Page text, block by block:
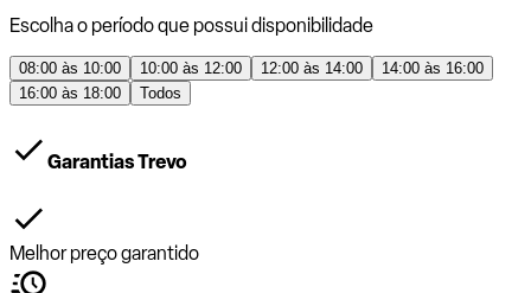
Escolha o período que possui disponibilidade
08:00 às 10:00 10:00 às 12:00 12:00 às 14:00
14:00 às 16:00
16:00 às 18:00
Todos
Garantias Trevo
Melhor preço garantido